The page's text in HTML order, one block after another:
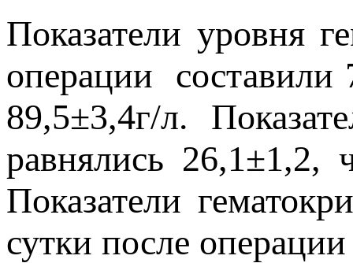
Показатели уровня
операции составили
89,5±3,4г/л.
равнялись 26,1±1,2,
Показатели
сутки после